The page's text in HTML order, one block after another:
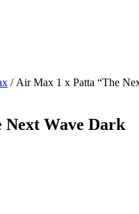
/ Air Max 1 x Patta “The
Wave Dark